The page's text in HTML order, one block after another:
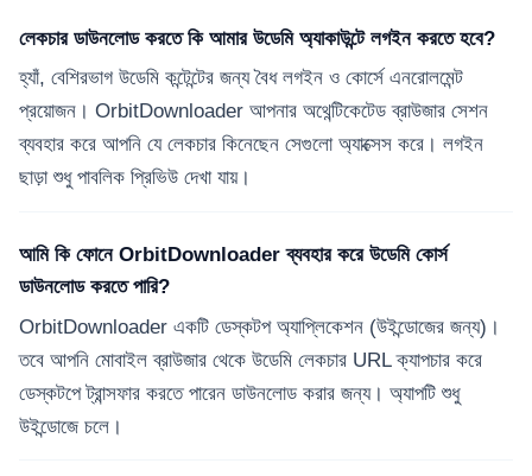
লেকচার ডাউনলোড করতে কি আমার উডেমি অ্যাকাউন্টে লগইন করতে হবে?
হ্যাঁ, বেশিরভাগ উডেমি কন্টেন্টের জন্য বৈধ লগইন ও কোর্সে এনরোলমেন্ট
প্রয়োজন। OrbitDownloader আপনার অথেন্টিকেটেড ব্রাউজার সেশন
ব্যবহার করে আপনি যে লেকচার কিনেছেন সেগুলো অ্যাক্সেস করে। লগইন
ছাড়া শুধু পাবলিক প্রিভিউ দেখা যায়।
আমি কি ফোনে OrbitDownloader ব্যবহার করে উডেমি কোর্স
ডাউনলোড করতে পারি?
OrbitDownloader একটি ডেস্কটপ অ্যাপ্লিকেশন (উইন্ডোজের জন্য)।
তবে আপনি মোবাইল ব্রাউজার থেকে উডেমি লেকচার URL ক্যাপচার করে
ডেস্কটপে ট্রান্সফার করতে পারেন ডাউনলোড করার জন্য। অ্যাপটি শুধু
উইন্ডোজে চলে।